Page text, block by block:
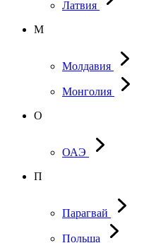
Латвия
М
Молдавия
Монголия
О
ОАЭ
П
Парагвай
Польша